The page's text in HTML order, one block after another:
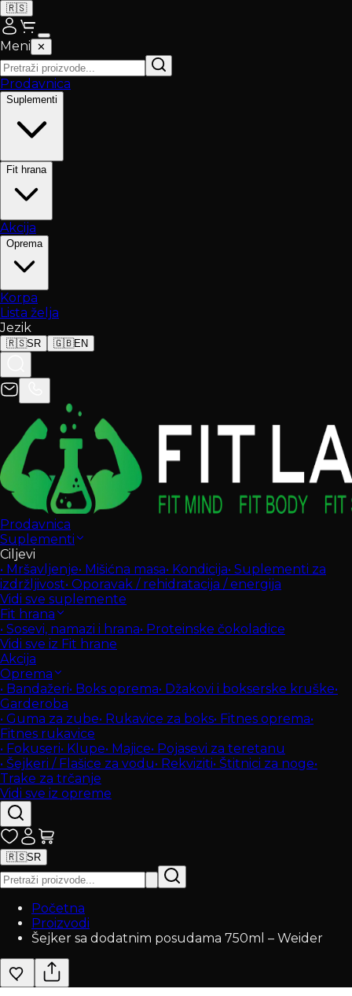
🇷🇸
Meni ✕
Prodavnica
Suplementi
Fit hrana
Akcija
Oprema
Korpa
Lista želja
Jezik
🇷🇸SR 🇬🇧EN
Prodavnica
Suplementi
Ciljevi
• Mršavljenje• Mišićna masa• Kondicija• Suplementi za
izdržljivost• Oporavak / rehidratacija / energija
Vidi sve suplemente
Fit hrana
• Sosevi, namazi i hrana• Proteinske čokoladice
Vidi sve iz Fit hrane
Akcija
Oprema
• Bandažeri• Boks oprema• Džakovi i bokserske kruške•
Garderoba
• Guma za zube• Rukavice za boks• Fitnes oprema•
Fitnes rukavice
• Fokuseri• Klupe• Majice• Pojasevi za teretanu
• Šejkeri / Flašice za vodu• Rekviziti• Štitnici za noge•
Trake za trčanje
Vidi sve iz opreme
🇷🇸SR
Početna
Proizvodi
Šejker sa dodatnim posudama 750ml – Weider